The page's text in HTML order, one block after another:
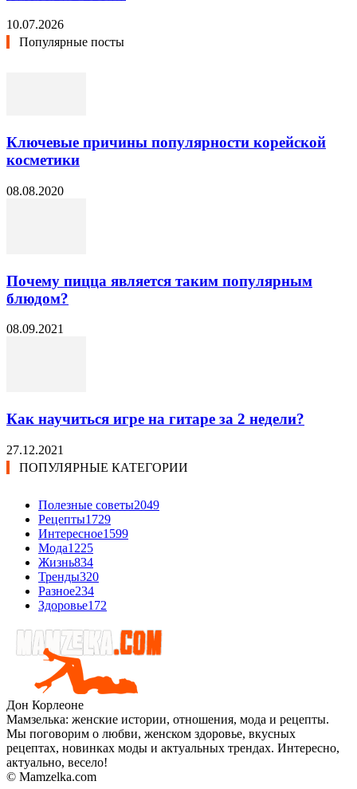
10.07.2026
Популярные посты
Ключевые причины популярности корейской
косметики
08.08.2020
Почему пицца является таким популярным
блюдом?
08.09.2021
Как научиться игре на гитаре за 2 недели?
27.12.2021
ПОПУЛЯРНЫЕ КАТЕГОРИИ
Полезные советы2049
Рецепты1729
Интересное1599
Мода1225
Жизнь834
Тренды320
Разное234
Здоровье172
Дон Корлеоне
Мамзелька: женские истории, отношения, мода и рецепты.
Мы поговорим о любви, женском здоровье, вкусных
рецептах, новинках моды и актуальных трендах. Интересно,
актуально, весело!
© Mamzelka.com